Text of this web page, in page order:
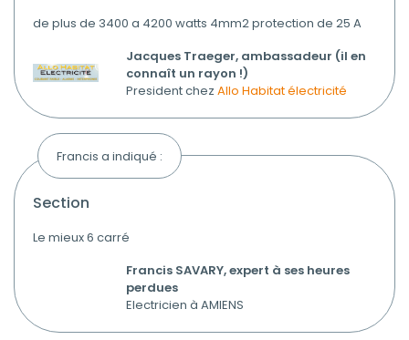
de plus de 3400 a 4200 watts 4mm2 protection de 25 A
Jacques Traeger, ambassadeur (il en
connaît un rayon !)
President chez Allo Habitat électricité
Francis a indiqué :
section
Le mieux 6 carré
Francis SAVARY, expert à ses heures
perdues
Electricien à AMIENS